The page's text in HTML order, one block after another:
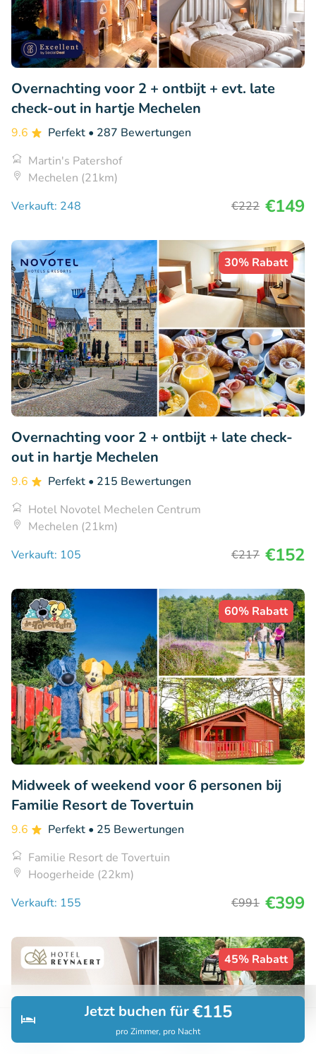
Suchen Buchungen
Jetzt buchen für€115
pro Zimmer, pro Nacht
Overnachting voor 2 + ontbijt + evt. late
check-out in hartje Mechelen
9.6 Perfekt • 287 Bewertungen
Martin's Patershof
Mechelen (21km)
Verkauft: 248
€222 €149
30% Rabatt
Overnachting voor 2 + ontbijt + late check-
out in hartje Mechelen
9.6 Perfekt • 215 Bewertungen
Hotel Novotel Mechelen Centrum
Mechelen (21km)
Verkauft: 105
€217 €152
60% Rabatt
Midweek of weekend voor 6 personen bij
Familie Resort de Tovertuin
9.6 Perfekt • 25 Bewertungen
Familie Resort de Tovertuin
Hoogerheide (22km)
Verkauft: 155
€991 €399
45% Rabatt